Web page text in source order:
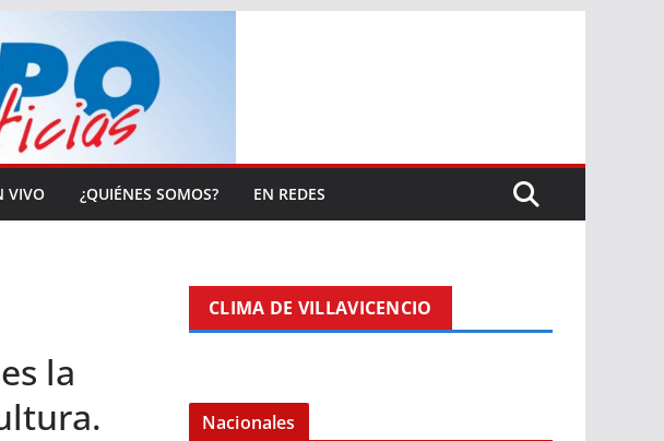
VIVO ¿QUIÉNES SOMOS? EN REDES
la
CLIMA DE VILLAVICENCIO
Nacionales